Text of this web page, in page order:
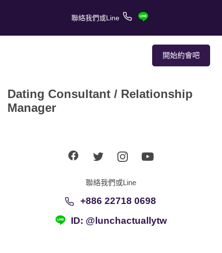
聯絡我們或Line
開始約會吧
關於我們
約會助理App
Dating Consultant / Relationship
Manager
聯絡我們或Line
+886 22718 0698
ID: @lunchactuallytw